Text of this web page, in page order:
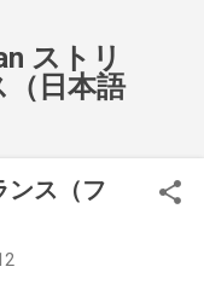
ストリ
日本語
ンス（フ